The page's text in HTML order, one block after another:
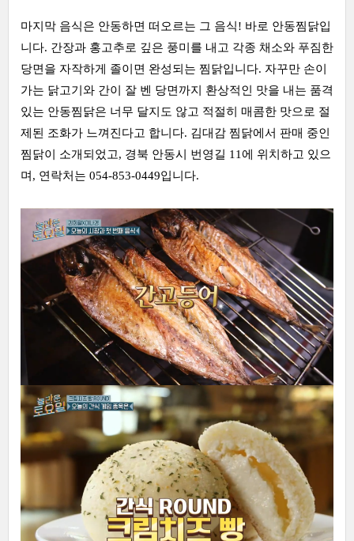
마지막 음식은 안동하면 떠오르는 그 음식! 바로 안동찜닭입
니다. 간장과 홍고추로 깊은 풍미를 내고 각종 채소와 푸짐한
당면을 자작하게 졸이면 완성되는 찜닭입니다. 자꾸만 손이
가는 닭고기와 간이 잘 벤 당면까지 환상적인 맛을 내는 품격
있는 안동찜닭은 너무 달지도 않고 적절히 매콤한 맛으로 절
제된 조화가 느껴진다고 합니다. 김대감 찜닭에서 판매 중인
찜닭이 소개되었고, 경북 안동시 번영길 11에 위치하고 있으
며, 연락처는 054-853-0449입니다.